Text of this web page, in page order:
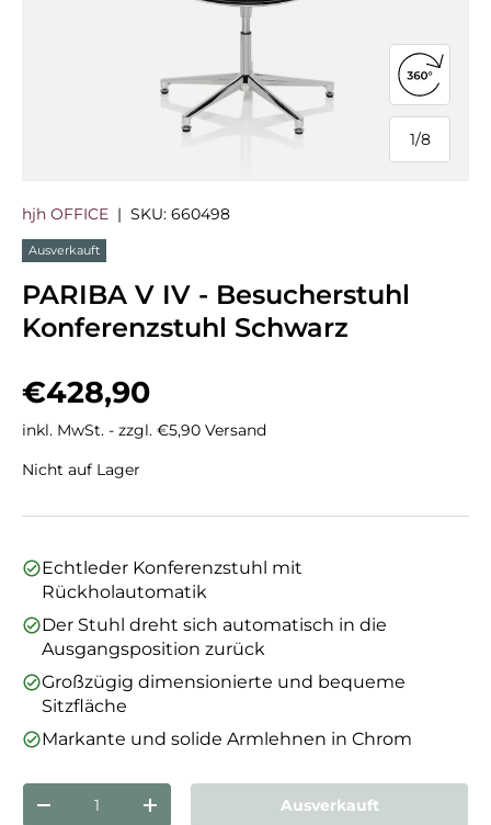
1/
von
8
360°-
hjh OFFICE | SKU: 660498
Ausverkauft
PARIBA V IV - Besucherstuhl
Konferenzstuhl Schwarz
Normaler Preis
€428,90
inkl. MwSt. - zzgl. €5,90 Versand
Nicht auf Lager
Echtleder Konferenzstuhl mit
Rückholautomatik
Der Stuhl dreht sich automatisch in die
Ausgangsposition zurück
Großzügig dimensionierte und bequeme
Sitzfläche
Markante und solide Armlehnen in Chrom
Menge verringernMenge erhöhen Ausverkauft